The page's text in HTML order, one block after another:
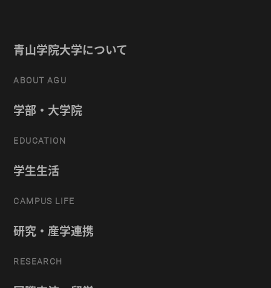
青山学院大学について
ABOUT AGU
学部・大学院
EDUCATION
学生生活
CAMPUS LIFE
研究・産学連携
RESEARCH